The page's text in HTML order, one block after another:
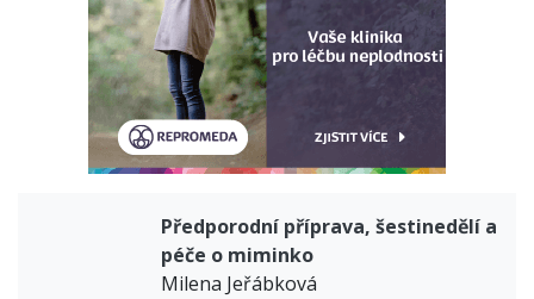
Předporodní příprava, šestinedělí a
péče o miminko
Milena Jeřábková